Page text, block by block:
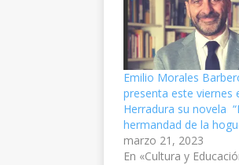
Emilio Morales
presenta este viernes
Herradura su novela
hermandad de la
marzo 21, 2023
En «Cultura y